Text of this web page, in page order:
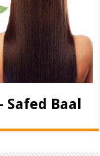
Safed Baal